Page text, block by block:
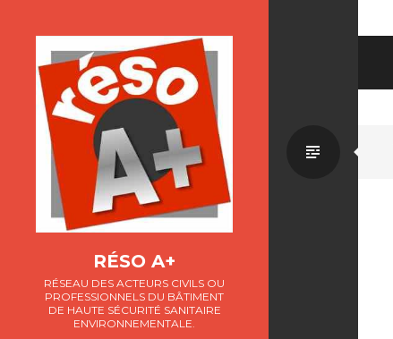
RÉSO A+
RÉSEAU DES ACTEURS CIVILS OU
PROFESSIONNELS DU BÂTIMENT
DE HAUTE SÉCURITÉ SANITAIRE
ENVIRONNEMENTALE.
Par